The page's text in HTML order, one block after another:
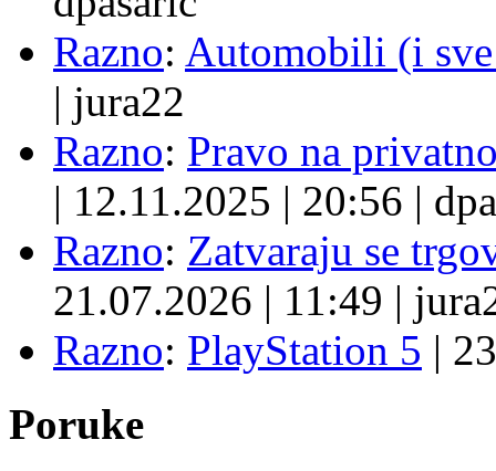
Razno: Automobili (i
| jura22
Razno: Pravo na
| 12.11.2025 | 20:56 |
Razno: Zatvaraju se
21.07.2026 | 11:49 |
Razno: PlayStation 5 |
Poruke